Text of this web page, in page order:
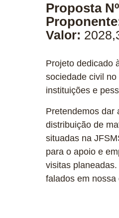
Proposta
Valor:
Projeto dedicado
sociedade civil
instituições e
Pretendemos dar
distribuição de
situadas na
para o apoio e
visitas
falados em